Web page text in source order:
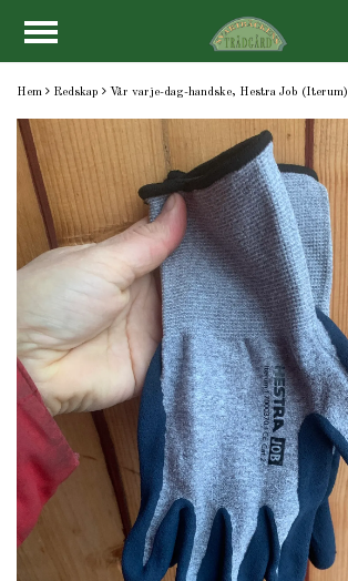
Hem Redskap Vår varje-dag-handske, Hestra Job (Iterum)